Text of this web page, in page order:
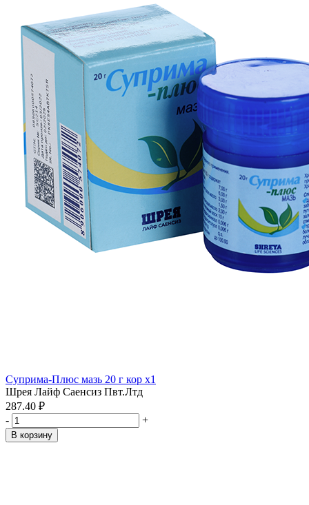
Суприма-Плюс мазь 20 г кор x1
Шрея Лайф Саенсиз Пвт.Лтд
287.40 ₽
-
+
В корзину